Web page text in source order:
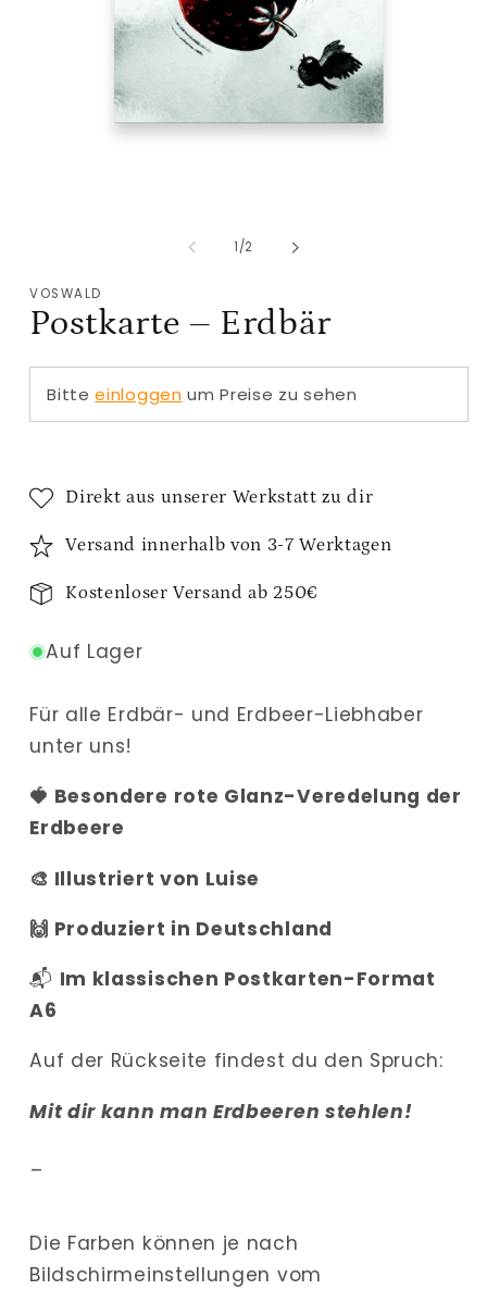
1/von
2
VOSWALD
Postkarte – Erdbär
Bitteeinloggen um Preise zu sehen
Direkt aus unserer Werkstatt zu dir
Versand innerhalb von 3-7 Werktagen
Kostenloser Versand ab 250€
Auf Lager
Für alle Erdbär- und Erdbeer-Liebhaber
unter uns!
🍓 Besondere rote Glanz-Veredelung der
Erdbeere
🎨 Illustriert von Luise
🙌 Produziert in Deutschland
📬 Im klassischen Postkarten-Format
A6
Auf der Rückseite findest du den Spruch:
Mit dir kann man Erdbeeren stehlen!
Die Farben können je nach
Bildschirmeinstellungen vom